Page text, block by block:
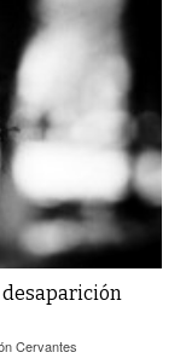
Cervantes